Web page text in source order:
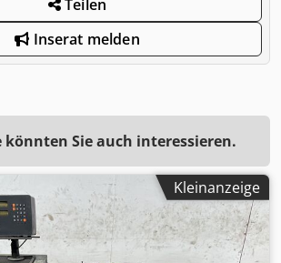
Teilen
Inserat melden
könnten Sie auch interessieren.
Kleinanzeige